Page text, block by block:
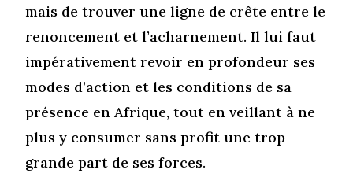
mais de trouver une ligne de crête entre le
renoncement et l’acharnement. Il lui faut
impérativement revoir en profondeur ses
modes d’action et les conditions de sa
présence en Afrique, tout en veillant à ne
plus y consumer sans profit une trop
grande part de ses forces.